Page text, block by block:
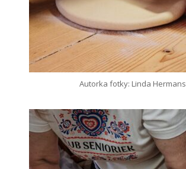
Autorka fotky: Linda Hermans